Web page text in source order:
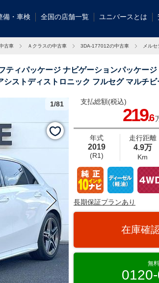
備・車検 全国の店舗一覧 ユニバースとは
古車 Ａクラスの中古車 3DA-177012の中古車 メル
ティパッケージ ナビゲーションパッケージ
ストディストロニック フルセグ マルチビ
レーダーセーフティパッケー
1/81 支払総額(税込)
219.6
年式
2019
(R1)
走行距離
4.9万
Km
長期保証プランあり
在庫確
無